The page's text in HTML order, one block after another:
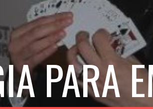
to main content
PARA